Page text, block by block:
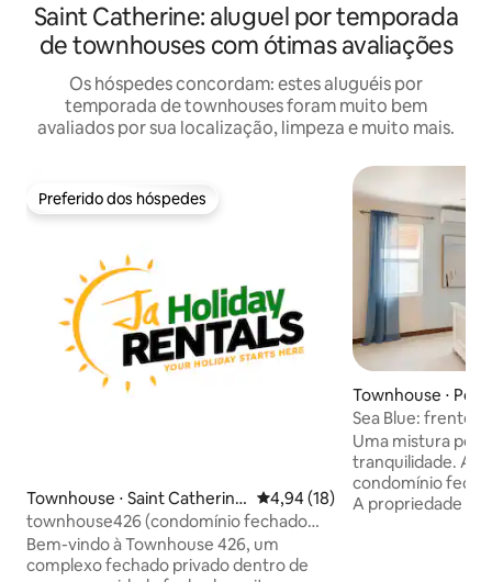
Saint Catherine: aluguel por temporada
de townhouses com ótimas avaliações
Os hóspedes concordam: estes aluguéis por
temporada de townhouses foram muito bem
avaliados por sua localização, limpeza e muito mais.
Preferido dos hóspedes
Preferido dos hóspedes
Townhouse ⋅ Saint Catherine
Parish
4,94 de uma avaliação média
4,94 (18)
townhouse426 (condomínio fechado
Portmore) com carros
Bem-vindo à Townhouse 426, um
complexo fechado privado dentro de
Townhouse ⋅
Sea Blue: frente
Kingston e
Uma mistura
tranquilidade. Aninhado
condomínio
A propriedade